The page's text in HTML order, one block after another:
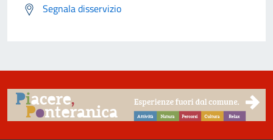
Segnala disservizio